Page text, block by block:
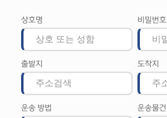
상호명 비밀번호
출발지 도착지
운송 방법 운송물건